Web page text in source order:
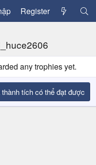
Register
any trophies yet.
tích có thể đạt được